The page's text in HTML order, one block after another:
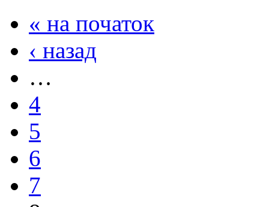
« на початок
‹ назад
…
4
5
6
7